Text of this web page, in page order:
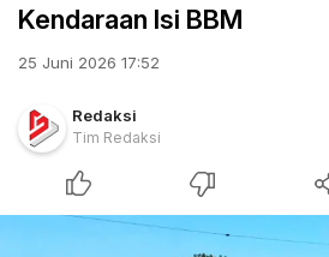
Kendaraan Isi BBM
25 Juni 2026 17:52
Redaksi
Tim Redaksi